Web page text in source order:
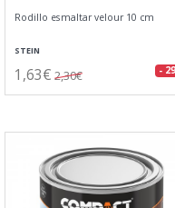
Rodillo esmaltar velour 10 cm
STEIN
1,63€ 2,30€ -